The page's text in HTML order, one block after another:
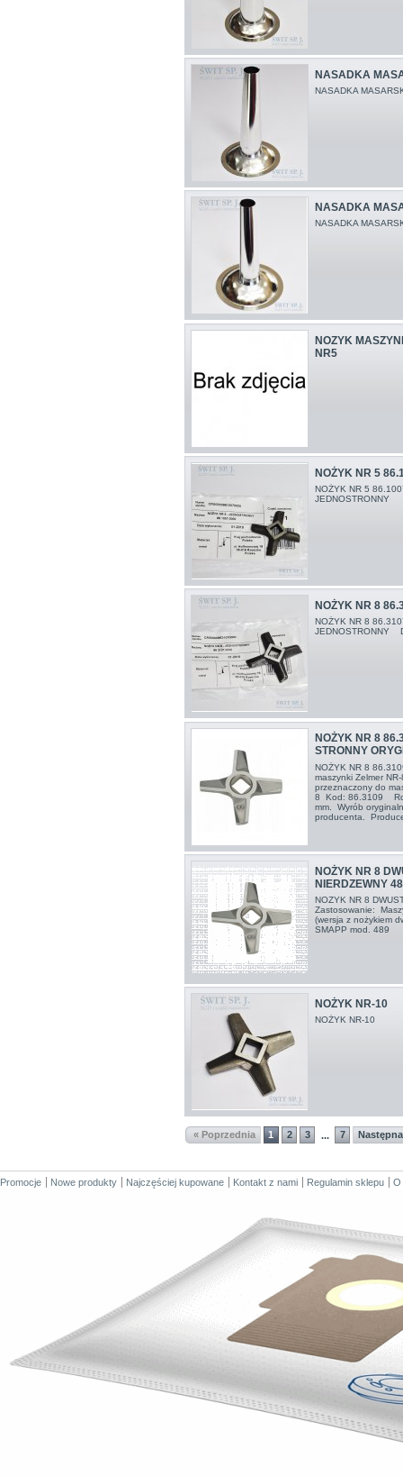
NASADKA
NASADKA
NASADKA
NASADKA
NOZYK
NR5
NOŻYK NR 5
NOŻYK NR 5
JEDNOSTRONNY
NOŻYK NR 8
NOŻYK NR 8
JEDNOSTRONNY
NOŻYK NR 8
STRONNY
NOŻYK NR 8
maszynki Zelmer
przeznaczony do
8 Kod: 86.3109
mm. Wyrób
producenta.
NOŻYK NR 8
NIERDZEWNY
NOZYK NR 8
Zastosowanie:
(wersja z nożykiem
SMAPP mod. 489
NOŻYK NR-10
NOŻYK NR-10
« Poprzednia 1 2 3 ... 7
Promocje Nowe produkty Najczęściej kupowane Kontakt z nami Regulamin sklepu O